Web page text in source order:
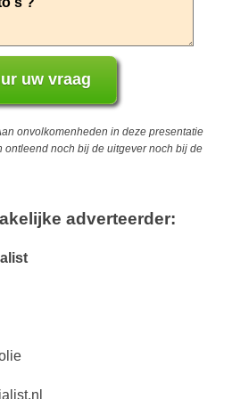
onvolkomenheden in deze presentatie
noch bij de uitgever noch bij de
adverteerder: